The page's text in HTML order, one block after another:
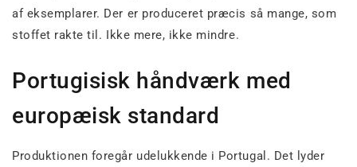
af eksemplarer. Der er produceret præcis så mange, som
stoffet rakte til. Ikke mere, ikke mindre.
Portugisisk håndværk med
europæisk standard
Produktionen foregår udelukkende i Portugal. Det lyder